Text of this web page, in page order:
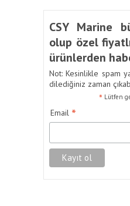
CSY Marine
olup özel
ürünlerden
Not: Kesinlikle spam
dilediğiniz zaman
* Lütfen
Email *